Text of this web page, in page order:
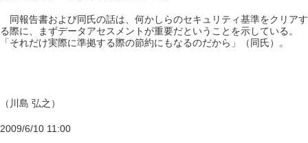
同報告書および同氏の話は、何かしらのセキュリティ基準をクリアす
る際に、まずデータアセスメントが重要だということを示している。
「それだけ実際に準拠する際の節約にもなるのだから」（同氏）。
（川島 弘之）
2009/6/10 11:00